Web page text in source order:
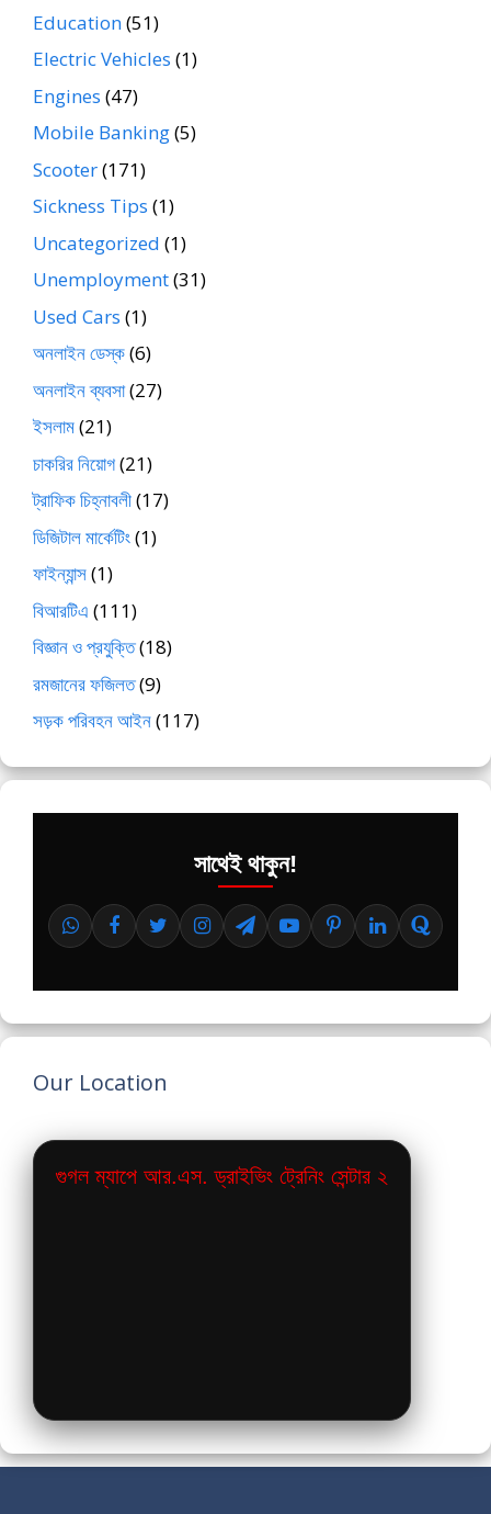
Education(51)
Electric Vehicles (1)
Engines (47)
Mobile Banking(5)
Scooter(171)
Sickness Tips (1)
Uncategorized (1)
Unemployment(31)
Used Cars (1)
অনলাইন ডেস্ক(6)
অনলাইন ব্যবসা(27)
ইসলাম(21)
চাকরির নিয়োগ(21)
ট্রাফিক চিহ্নাবলী(17)
ডিজিটাল মার্কেটিং(1)
ফাইন্যান্স(1)
বিআরটিএ (111)
বিজ্ঞান ও প্রযুক্তি(18)
রমজানের ফজিলত(9)
সড়ক পরিবহন আইন(117)
সাথেই থাকুন!
Our Location
গুগল ম্যাপে আর.এস. ড্রাইভিং ট্রেনিং সেন্টার ২